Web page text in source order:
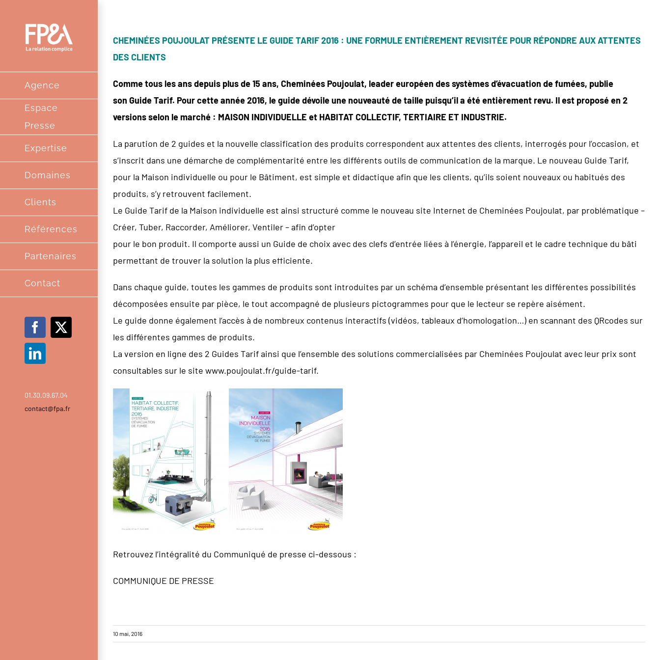
contenu
Agence
Espace
Presse
Expertise
Domaines
Clients
Références
Partenaires
Contact
Facebook
X
LinkedIn
01.30.09.67.04
contact@fpa.fr
CHEMINÉES POUJOULAT PRÉSENTE LE GUIDE TARIF 2016 : UNE FORMULE ENTIÈREMENT REVISITÉE POUR RÉPONDRE AUX ATTENTES
DES CLIENTS
Comme tous les ans depuis plus de 15 ans, Cheminées Poujoulat, leader européen des systèmes d’évacuation de fumées, publie
son Guide Tarif. Pour cette année 2016, le guide dévoile une nouveauté de taille puisqu’il a été entièrement revu. Il est proposé en 2
versions selon le marché : MAISON INDIVIDUELLE et HABITAT COLLECTIF, TERTIAIRE ET INDUSTRIE.
La parution de 2 guides et la nouvelle classification des produits correspondent aux attentes des clients, interrogés pour l’occasion, et
s’inscrit dans une démarche de complémentarité entre les différents outils de communication de la marque. Le nouveau Guide Tarif,
pour la Maison individuelle ou pour le Bâtiment, est simple et didactique afin que les clients, qu’ils soient nouveaux ou habitués des
produits, s’y retrouvent facilement.
Le Guide Tarif de la Maison individuelle est ainsi structuré comme le nouveau site Internet de Cheminées Poujoulat, par problématique –
Créer, Tuber, Raccorder, Améliorer, Ventiler – afin d’opter
pour le bon produit. Il comporte aussi un Guide de choix avec des clefs d’entrée liées à l’énergie, l’appareil et le cadre technique du bâti
permettant de trouver la solution la plus efficiente.
Dans chaque guide, toutes les gammes de produits sont introduites par un schéma d’ensemble présentant les différentes possibilités
décomposées ensuite par pièce, le tout accompagné de plusieurs pictogrammes pour que le lecteur se repère aisément.
Le guide donne également l’accès à de nombreux contenus interactifs (vidéos, tableaux d’homologation…) en scannant des QRcodes sur
les différentes gammes de produits.
La version en ligne des 2 Guides Tarif ainsi que l’ensemble des solutions commercialisées par Cheminées Poujoulat avec leur prix sont
consultables sur le site www.poujoulat.fr/guide-tarif.
Retrouvez l’intégralité du Communiqué de presse ci-dessous :
COMMUNIQUE DE PRESSE
10 mai, 2016